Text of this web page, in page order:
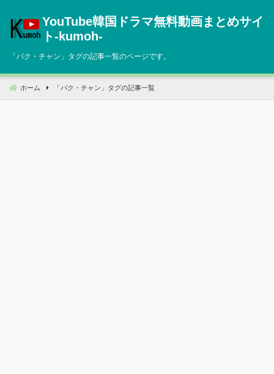
へ
動
YouTube韓国ドラマ無料動画まとめサイ
ト‐kumoh‐
「パク・チャン 」タグの記事一覧のページです。
ホーム 「 パク・チャン 」タグの記事一覧